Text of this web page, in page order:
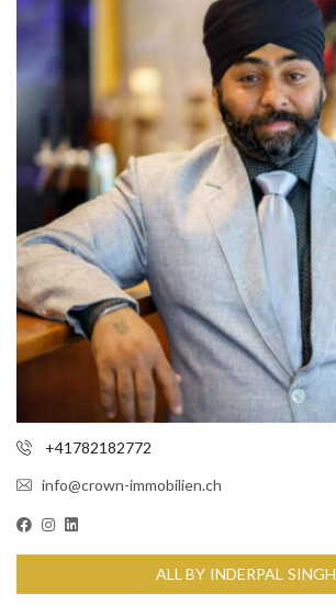
+41782182772
info@crown-immobilien.ch
ALL BY INDERPAL SINGH